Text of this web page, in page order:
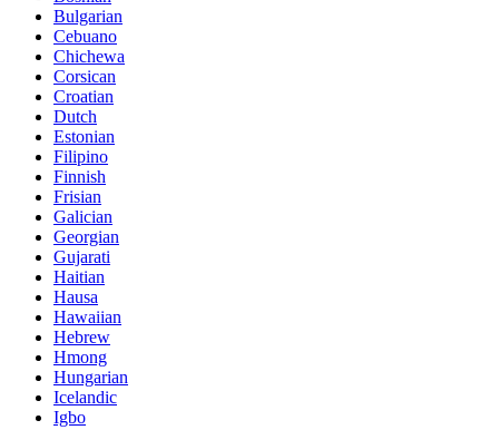
Bulgarian
Cebuano
Chichewa
Corsican
Croatian
Dutch
Estonian
Filipino
Finnish
Frisian
Galician
Georgian
Gujarati
Haitian
Hausa
Hawaiian
Hebrew
Hmong
Hungarian
Icelandic
Igbo